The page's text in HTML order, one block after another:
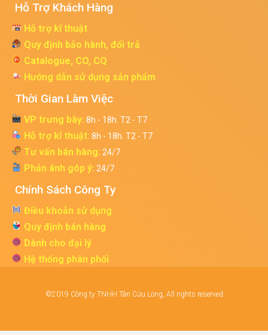
Hỗ Trợ Khách Hàng
Hỗ trợ kĩ thuật
Quy định bảo hành, đổi trả
Catalogue, CO, CQ
Hướng dẫn sử dụng sản phẩm
Thời Gian Làm Việc
VP trưng bày: 8h - 18h. T2 - T7
Hỗ trợ kĩ thuật: 8h - 18h. T2 - T7
Tư vấn bán hàng: 24/7
Phản ánh góp ý: 24/7
Chính Sách Công Ty
Điều khoản sử dụng
Quy định bán hàng
Dành cho đại lý
Hệ thống phân phối
©2019 Công ty TNHH Tân Cửu Long, All rights reserved